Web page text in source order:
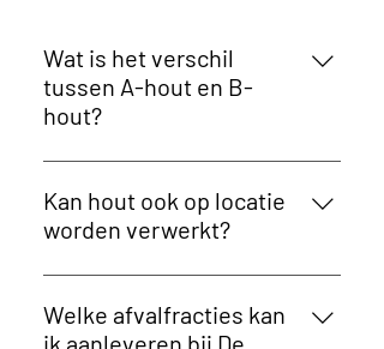
Wat is het verschil
tussen A-hout en B-
hout?
A-hout is onbehandeld en
ongeverfd hout, ook wel gaaf hout
genoemd. B-hout omvat hout dat
andere manier behandeld werd.
Omdat beide houtsoorten
verschillende eigenschappen
Kan hout ook op locatie
worden verwerkt?
Ja. De Sutter – Goethals kan
houtafval zowel verwerken op de
site in Evergem als rechtstreeks
Welke afvalfracties kan
ik aanleveren bij De